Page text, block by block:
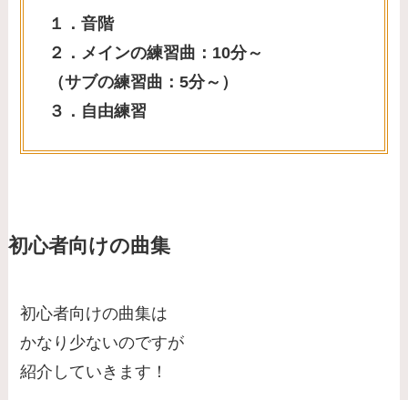
１．音階
２．メインの練習曲：10分～
（サブの練習曲：5分～）
３．自由練習
初心者向けの曲集
初心者向けの曲集は
かなり少ないのですが
紹介していきます！